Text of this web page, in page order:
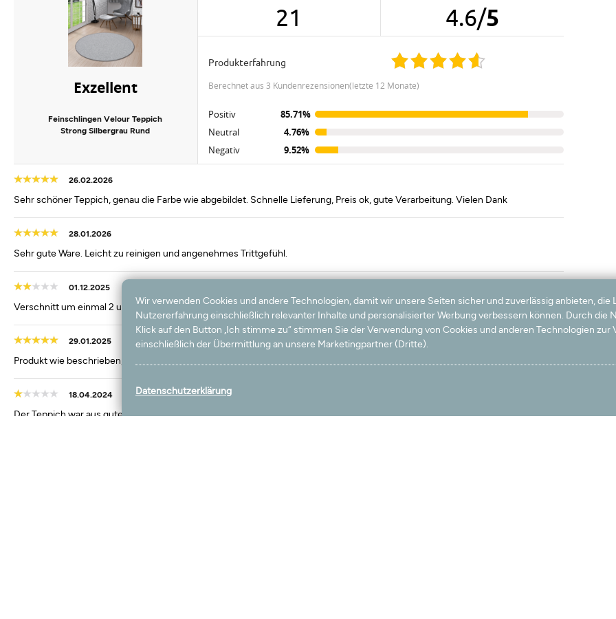
Exzellent
Feinschlingen Velour Teppich
Strong Silbergrau Rund
21 4.6/5
Produkterfahrung
berechnet aus 3 Kundenrezensionen(letzte 12 Monate)
Positiv
85.71%
Neutral
4.76%
Negativ
9.52%
26.02.2026
Sehr schöner Teppich, genau die Farbe wie abgebildet. Schnelle Lieferung, Preis ok, gute Verarbeitung. Vielen Dank
28.01.2026
Sehr gute Ware. Leicht zu reinigen und angenehmes Trittgefühl.
01.12.2025
Verschnitt um einmal 2 und einmal 6 cm.
29.01.2025
Produkt wie beschrieben, pflegeleicht und toll in der Optik und Haptik!
18.04.2024
Der Teppich war aus guter Qualität, leider gefiel die Farbe nicht, außerdem habe ich nach 10 Tagen mein Geld noch nicht zurück.
Wir verwenden Cookies und andere Technologien, damit wir unsere Seiten sicher und zuverlässig anbieten, die
Nutzererfahrung einschließlich relevanter Inhalte und personalisierter Werbung verbessern können. Durch die
Klick auf den Button „Ich stimme zu“ stimmen Sie der Verwendung von Cookies und anderen Technologien zur
einschließlich der Übermittlung an unsere Marketingpartner (Dritte).
Datenschutzerklärung